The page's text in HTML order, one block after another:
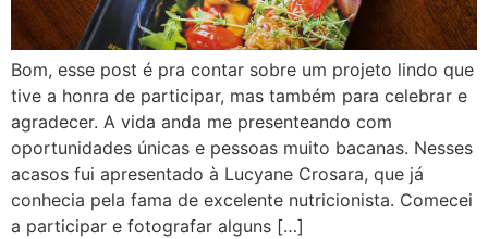
Bom, esse post é pra contar sobre um projeto lindo que
tive a honra de participar, mas também para celebrar e
agradecer. A vida anda me presenteando com
oportunidades únicas e pessoas muito bacanas. Nesses
acasos fui apresentado à Lucyane Crosara, que já
conhecia pela fama de excelente nutricionista. Comecei
a participar e fotografar alguns […]